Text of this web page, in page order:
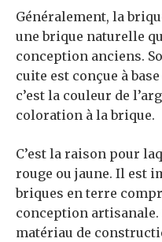
Généralement, la
une brique naturelle
conception anciens.
cuite est conçue à
c’est la couleur de
coloration à la brique.
C’est la raison pour
rouge ou jaune. Il est
briques en terre
conception artisanale.
matériau de